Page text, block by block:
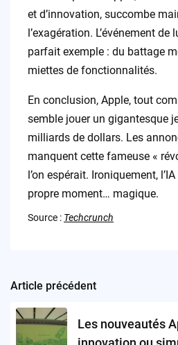
et d’innovation, succombe
l’exagération. L’événement
parfait exemple : du battage
miettes de fonctionnalités.
En conclusion, Apple, tout
semble jouer un gigantesque
milliards de dollars. Les
manquent cette fameuse «
l’on espérait. Ironiquement,
propre moment… magique.
Source : Techcrunch
Post
navigation
Article précédent
Les nouveautés